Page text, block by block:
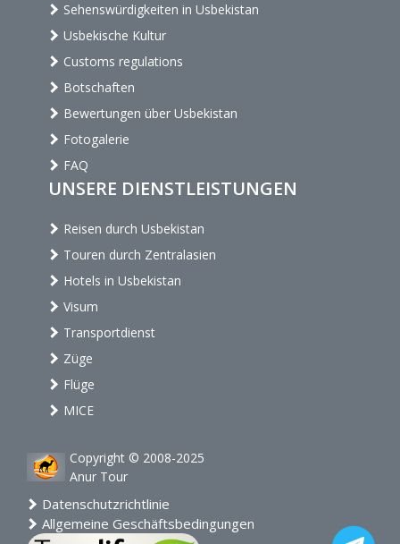
Sehenswürdigkeiten in Usbekistan
Usbekische Kultur
Customs regulations
Botschaften
Bewertungen über Usbekistan
Fotogalerie
FAQ
UNSERE DIENSTLEISTUNGEN
Reisen durch Usbekistan
Touren durch Zentralasien
Hotels in Usbekistan
Visum
Transportdienst
Züge
Flüge
MICE
Copyright © 2008-2025
Anur Tour
Datenschutzrichtlinie
Allgemeine Geschäftsbedingungen